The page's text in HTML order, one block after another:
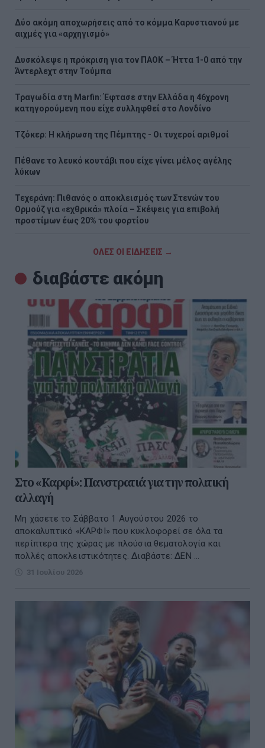
Δύο ακόμη αποχωρήσεις από το κόμμα Καρυστιανού με
αιχμές για «αρχηγισμό»
Δυσκόλεψε η πρόκριση για τον ΠΑΟΚ – Ήττα 1-0 από την
Άντερλεχτ στην Τούμπα
Τραγωδία στη Marfin: Έφτασε στην Ελλάδα η 46χρονη
κατηγορούμενη που είχε συλληφθεί στο Λονδίνο
Τζόκερ: Η κλήρωση της Πέμπτης - Οι τυχεροί αριθμοί
Πέθανε το λευκό κουτάβι που είχε γίνει μέλος αγέλης
λύκων
Τεχεράνη: Πιθανός ο αποκλεισμός των Στενών του
Ορμούζ για «εχθρικά» πλοία – Σκέψεις για επιβολή
προστίμων έως 20% του φορτίου
ΟΛΕΣ ΟΙ ΕΙΔΗΣΕΙΣ →
διαβάστε ακόμη
Στο «Καρφί»: Πανστρατιά για την πολιτική
αλλαγή
Μη χάσετε το Σάββατο 1 Αυγούστου 2026 το
αποκαλυπτικό «ΚΑΡΦΙ» που κυκλοφορεί σε όλα τα
περίπτερα της χώρας με πλούσια θεματολογία και
πολλές αποκλειστικότητες. Διαβάστε: ΔΕΝ ...
31 Ιουλίου 2026